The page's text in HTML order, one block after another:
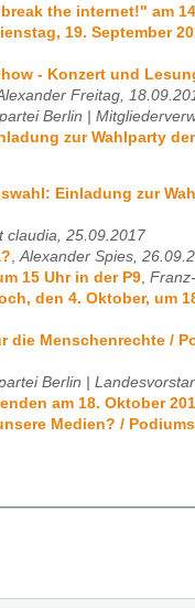
the internet!" am
19. September
- Konzert und
Freitag,
Berlin |
zur Wahlparty
Einladung zur
claudia, 25.09.2017
,Alexander Spies,
15 Uhr in der P9,
den 4. Oktober, um
Menschenrechte /
Berlin |
am 18. Oktober
Medien? /